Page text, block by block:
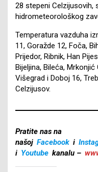
28 stepeni Celzijusovih,
hidrometeorološkog
Temperatura vazduha
11, Goražde 12, Foča,
Prijedor, Ribnik, Han
Bijeljina, Bileća, Mrkonjić
Višegrad i Doboj 16,
Celzijusov.
Pratite nas na
našoj Facebook i
i Youtube kanalu –